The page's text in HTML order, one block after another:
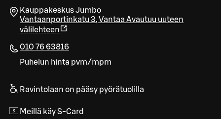
Kauppakeskus Jumbo
Vantaanportinkatu 3,Vantaa Avautuu uuteen
välilehteen
010 76 63816
Puhelun hinta pvm/mpm
Ravintolaan on pääsy pyörätuolilla
Meillä käy S-Card